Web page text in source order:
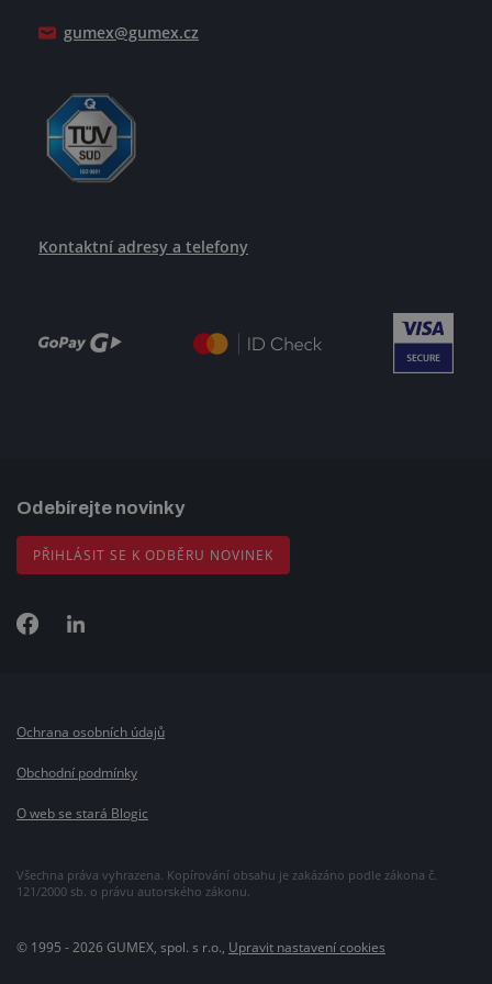
gumex@gumex.cz
Kontaktní adresy a telefony
Odebírejte novinky
PŘIHLÁSIT SE K ODBĚRU NOVINEK
Všechna práva vyhrazena. Kopírování obsahu je zakázáno podle zákona č.
121/2000 sb. o právu autorského zákonu.
Ochrana osobních údajů
Obchodní podmínky
O web se stará Blogic
© 1995 - 2026 GUMEX, spol. s r.o., Upravit nastavení cookies